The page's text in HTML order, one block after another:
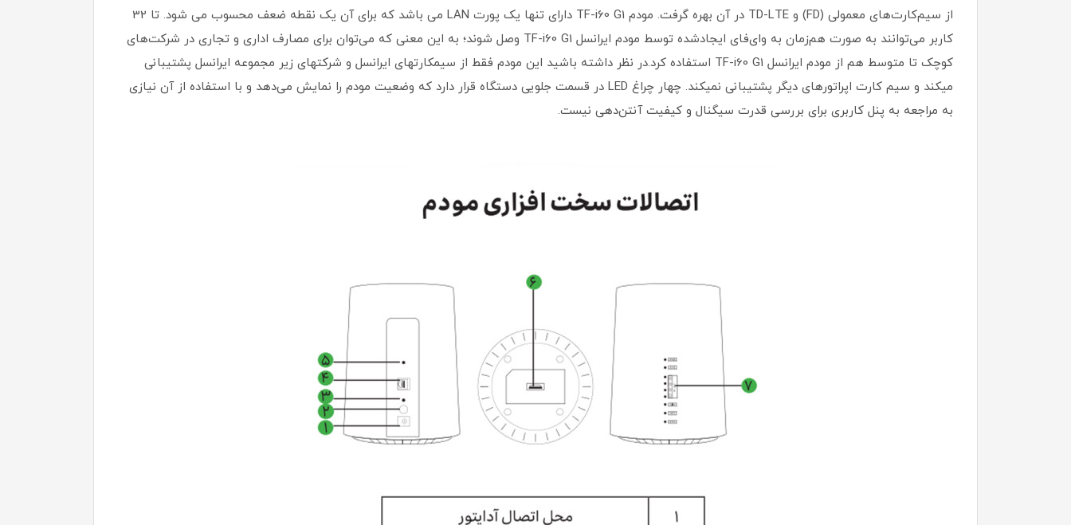
از سیم‌کارت‌های معمولی (FD) و TD-LTE در آن بهره گرفت. مودم TF-i60 G1 دارای تنها یک پورت LAN می باشد که برای آن یک نقطه ضعف محسوب می شود. تا 32
کاربر می‌توانند به صورت هم‌زمان به وای‌فای ایجادشده توسط مودم ایرانسل TF-i60 G1 وصل شوند؛ به این معنی که می‌توان برای مصارف اداری و تجاری در شرکت‌های
کوچک تا متوسط هم از مودم ایرانسل TF-i60 G1 استفاده کرد.در نظر داشته باشید این مودم فقط از سیمکارتهای ایرانسل و شرکتهای زیر مجموعه ایرانسل پشتیبانی
میکند و سیم کارت اپراتورهای دیگر پشتیبانی نمیکند. چهار چراغ LED در قسمت جلویی دستگاه قرار دارد که وضعیت مودم را نمایش می‌دهد و با استفاده از آن‌ نیازی
به مراجعه به پنل کاربری برای بررسی قدرت سیگنال و کیفیت آنتن‌دهی نیست.